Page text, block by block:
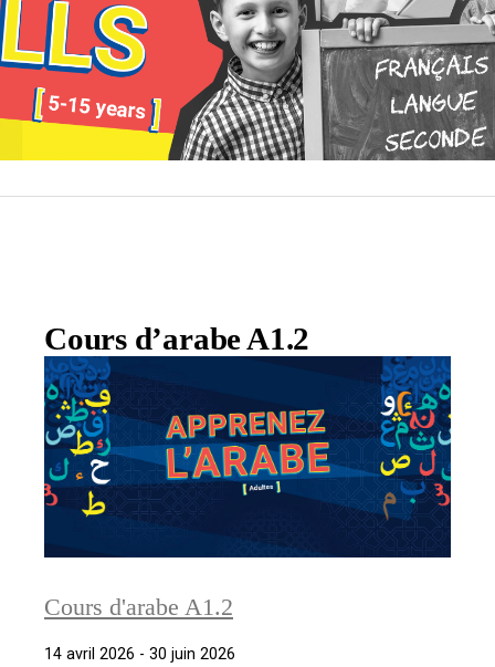
Cours d’arabe A1.2
Cours d'arabe A1.2
14 avril 2026 - 30 juin 2026